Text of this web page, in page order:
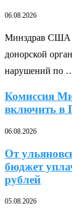
06.08.2026
Минздрав США
донорской
нарушений по
Комиссия
включить в
06.08.2026
От
бюджет
рублей
05.08.2026